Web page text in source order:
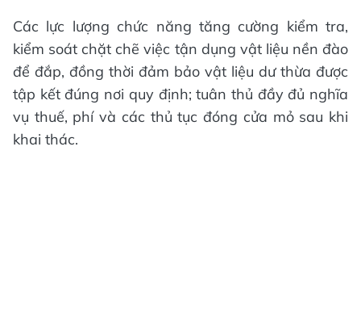
Các lực lượng chức năng tăng cường kiểm tra,
kiểm soát chặt chẽ việc tận dụng vật liệu nền đào
để đắp, đồng thời đảm bảo vật liệu dư thừa được
tập kết đúng nơi quy định; tuân thủ đầy đủ nghĩa
vụ thuế, phí và các thủ tục đóng cửa mỏ sau khi
khai thác.